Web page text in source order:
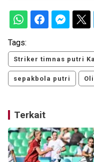
Tags:
Striker timnas putri
sepakbola putri
Terkait